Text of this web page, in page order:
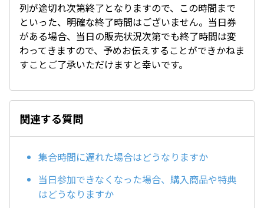
列が途切れ次第終了となりますので、この時間まで
といった、明確な終了時間はございません。当日券
がある場合、当日の販売状況次第でも終了時間は変
わってきますので、予めお伝えすることができかねま
すことご了承いただけますと幸いです。
関連する質問
集合時間に遅れた場合はどうなりますか
当日参加できなくなった場合、購入商品や特典
はどうなりますか